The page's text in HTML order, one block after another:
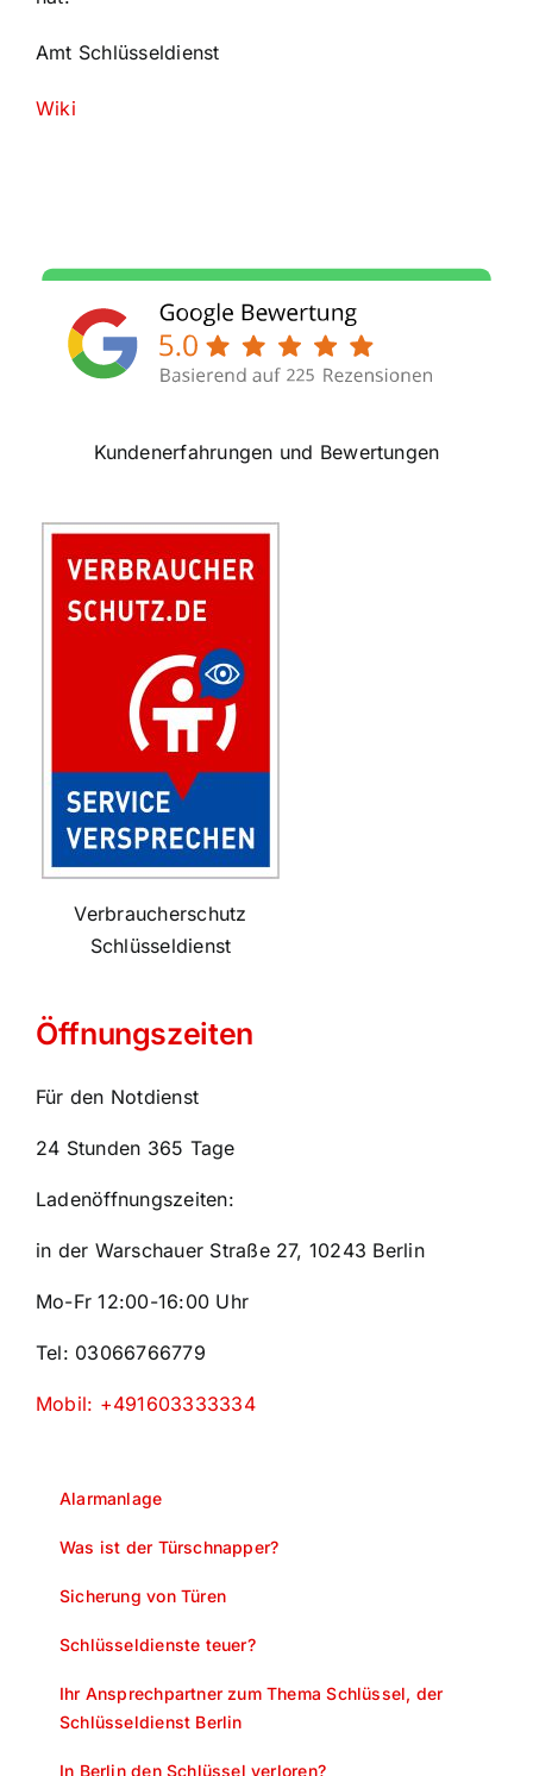
Amt Schlüsseldienst
Wiki
Kundenerfahrungen und Bewertungen
Verbraucherschutz
Schlüsseldienst
Öffnungszeiten
Für den Notdienst
24 Stunden 365 Tage
Ladenöffnungszeiten:
in der Warschauer Straße 27, 10243 Berlin
Mo-Fr 12:00-16:00 Uhr
Tel: 03066766779
Mobil: +491603333334
Alarmanlage
Was ist der Türschnapper?
Sicherung von Türen
Schlüsseldienste teuer?
Ihr Ansprechpartner zum Thema Schlüssel, der
Schlüsseldienst Berlin
In Berlin den Schlüssel verloren?